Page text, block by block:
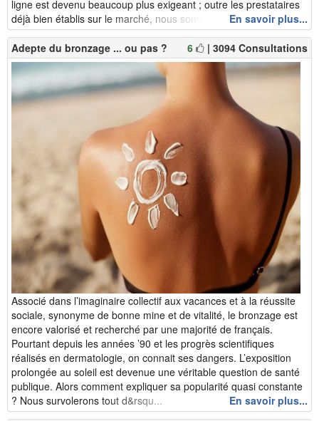
ligne est devenu beaucoup plus exigeant ; outre les prestataires
déjà bien établis sur le marché, nous sommes d&eacut...En savoir plus...
Adepte du bronzage ... ou pas ? 6 | 3094 Consultations
Associé dans l’imaginaire collectif aux vacances et à la réussite
sociale, synonyme de bonne mine et de vitalité, le bronzage est
encore valorisé et recherché par une majorité de français.
Pourtant depuis les années ’90 et les progrès scientifiques
réalisés en dermatologie, on connait ses dangers. L’exposition
prolongée au soleil est devenue une véritable question de santé
publique. Alors comment expliquer sa popularité quasi constante
? Nous survolerons tout d&rsqu...
En savoir plus...